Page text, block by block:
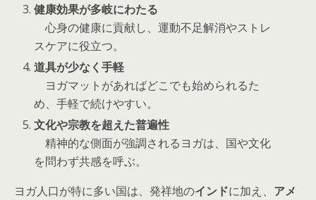
健康効果が多岐にわたる
心身の健康に貢献し、運動不足解消やストレ
スケアに役立つ。
道具が少なく手軽
ヨガマットがあればどこでも始められるた
め、手軽で続けやすい。
文化や宗教を超えた普遍性
精神的な側面が強調されるヨガは、国や文化
を問わず共感を呼ぶ。
ヨガ人口が特に多い国は、発祥地のインドに加え、 アメ